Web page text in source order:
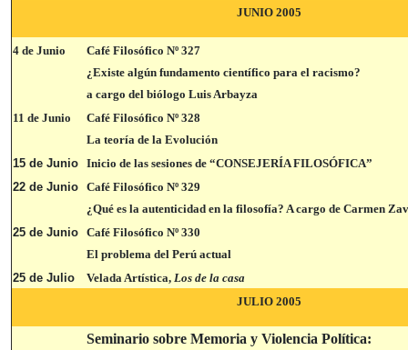
JUNIO 2005
4 de Junio Café Filosófico Nº 327
¿Existe algún fundamento científico para el racismo?
a cargo del biólogo Luis Arbayza
11 de Junio
Café Filosófico Nº 328
La teoría de la Evolución
15 de Junio Inicio de las sesiones de “CONSEJERÍA FILOSÓFICA”
22 de Junio Café Filosófico Nº 329
¿Qué es la autenticidad en la filosofía? A cargo de Carmen
25 de Junio Café Filosófico Nº 330
El problema del Perú actual
25 de Julio
Velada Artística, Los de la casa
JULIO 2005
Seminario sobre Memoria y Violencia Política: